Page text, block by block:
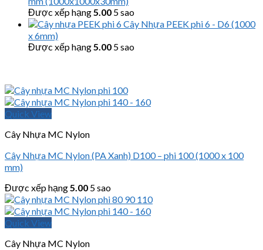
Được xếp hạng5.00 5 sao
Cây Nhựa PEEK phi 6 - D6 (1000
x 6mm)
Được xếp hạng5.00 5 sao
Quick View
Cây Nhựa MC Nylon
Cây Nhựa MC Nylon (PA Xanh) D100 – phi 100 (1000 x 100
mm)
Được xếp hạng5.00 5 sao
Quick View
Cây Nhựa MC Nylon